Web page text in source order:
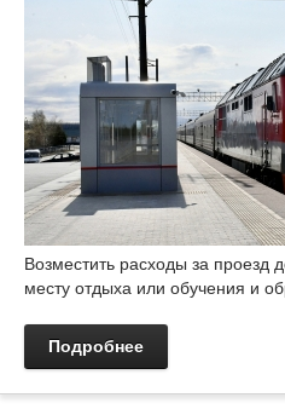
Возместить расходы за проезд
месту отдыха или обучения и
Подробнее